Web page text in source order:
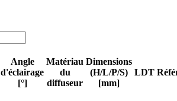
Angle
d'éclairage
[°]
Matériau
du
diffuseur
Dimensions
(H/L/P/S)
[mm]
LDT